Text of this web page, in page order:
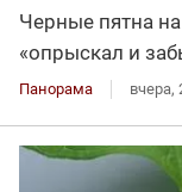
Черные пятна
«опрыскал и
Панорама вчера,